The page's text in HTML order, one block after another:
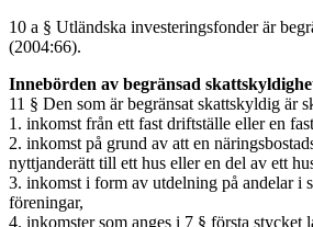
10 a § Utländska investeringsfonder är
(2004:66).
Innebörden av begränsad
11 § Den som är begränsat skattskyldig är
1. inkomst från ett fast driftställe eller en
2. inkomst på grund av att en
nyttjanderätt till ett hus eller en del av ett
3. inkomst i form av utdelning på andelar i
föreningar,
4. inkomster som anges i 7 § första stycket